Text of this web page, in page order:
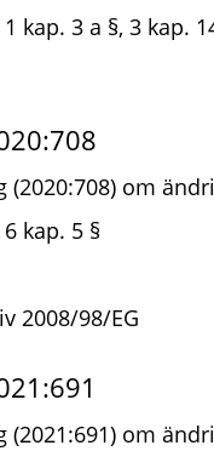
kap. 3 a §, 3 kap.
(2020:708) om
kap. 5 §
2008/98/EG
(2021:691) om